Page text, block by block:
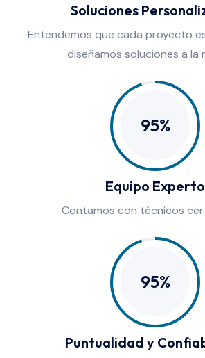
Soluciones
Entendemos que cada proyecto
diseñamos soluciones a la
95%
Equipo Experto
Contamos con técnicos
95%
Puntualidad y